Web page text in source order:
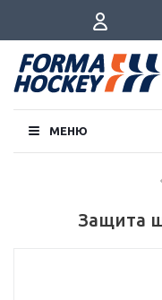
МЕНЮ
Защита